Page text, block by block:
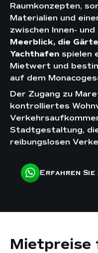
Raumkonzepten,
Materialien und
zwischen Innen-
Meerblick, die
Yachthafen spielen
Mietwert und
auf dem
Der Zugang zu
kontrolliertes
Stadtgestaltung,
reibungslosen
Erfahren Sie
Mietpreise